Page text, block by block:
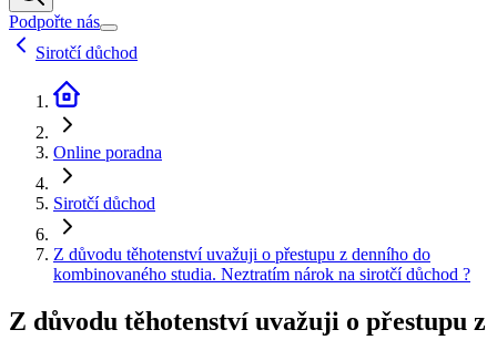
Podpořte nás
Sirotčí důchod
Online poradna
Sirotčí důchod
Z důvodu těhotenství uvažuji o přestupu z denního do
kombinovaného studia. Neztratím nárok na sirotčí důchod ?
Z důvodu těhotenství uvažuji o přestupu z